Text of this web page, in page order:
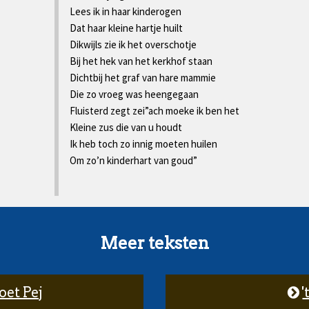
Lees ik in haar kinderogen
Dat haar kleine hartje huilt
Dikwijls zie ik het overschotje
Bij het hek van het kerkhof staan
Dichtbij het graf van hare mammie
Die zo vroeg was heengegaan
Fluisterd zegt zei”ach moeke ik ben het
Kleine zus die van u houdt
Ik heb toch zo innig moeten huilen
Om zo’n kinderhart van goud”
Meer teksten
Pej